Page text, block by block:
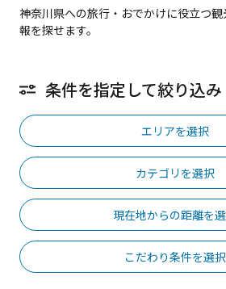
神奈川県への旅行・おでかけに役立つ
報を探せます。
条件を指定して絞り込み
エリアを選択
カテゴリを選択
現在地からの距離を
こだわり条件を選択